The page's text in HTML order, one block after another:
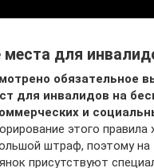
места для
обязательное
для инвалидов на
и
этого правила
штраф, поэтому на
присутствуют